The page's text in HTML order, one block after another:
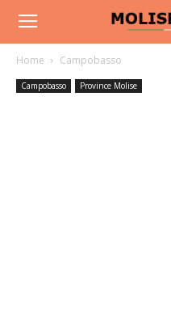
Home Campobasso
Campobasso Province Molise